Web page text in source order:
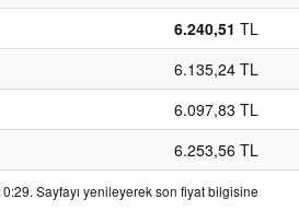
6.240,51 TL
6.135,24 TL
6.097,83 TL
6.253,56 TL
Sayfayı yenileyerek son fiyat bilgisine